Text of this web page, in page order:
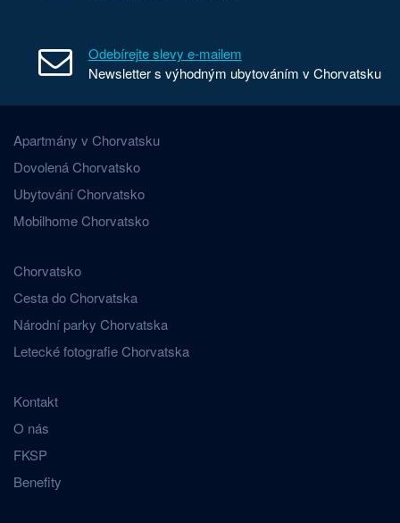
Odebírejte slevy e-mailem
Newsletter s výhodným ubytováním v Chorvatsku
Apartmány v Chorvatsku
Dovolená Chorvatsko
Ubytování Chorvatsko
Mobilhome Chorvatsko
Chorvatsko
Cesta do Chorvatska
Národní parky Chorvatska
Letecké fotografie Chorvatska
Kontakt
O nás
FKSP
Benefity